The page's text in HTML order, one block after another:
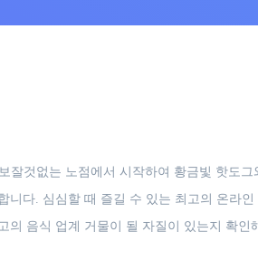
잘것없는 노점에서 시작하여 황금빛 핫도
다. 심심할 때 즐길 수 있는 최고의 온라
의 음식 업계 거물이 될 자질이 있는지 확인